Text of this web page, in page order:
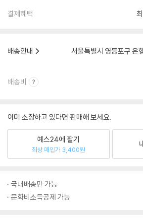
결제혜택
배송안내
서울특별시 영등포구 은
배송비
이미 소장하고 있다면 판매해 보세요.
예스24에 팔기
최상 매입가 3,400원
국내배송만 가능
문화비소득공제 가능